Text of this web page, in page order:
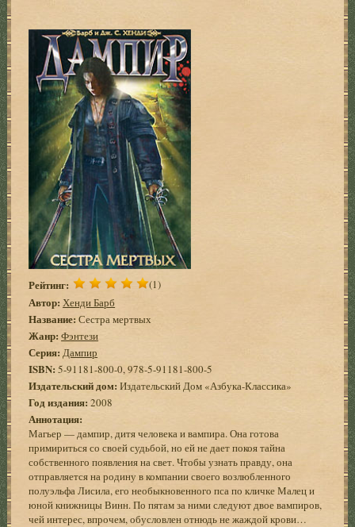
Рейтинг: (1)
Автор: Хенди Барб
Название: Сестра мертвых
Жанр: Фэнтези
Серия: Дампир
ISBN:5-91181-800-0, 978-5-91181-800-5
Издательский дом: Издательский Дом «Азбука-Классика»
Год издания: 2008
Аннотация:
Магьер — дампир, дитя человека и вампира. Она готова
примириться со своей судьбой, но ей не дает покоя тайна
собственного появления на свет. Чтобы узнать правду, она
отправляется на родину в компании своего возлюбленного
полуэльфа Лисила, его необыкновенного пса по кличке Малец и
юной книжницы Винн. По пятам за ними следуют двое вампиров,
чей интерес, впрочем, обусловлен отнюдь не жаждой крови…